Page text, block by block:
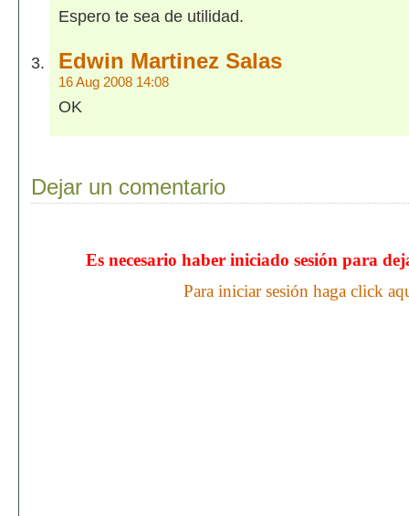
Espero te sea de utilidad.
Edwin Martinez Salas
16 Aug 2008 14:08
OK
Dejar un comentario
Es necesario haber iniciado sesión para
Para iniciar sesión haga click